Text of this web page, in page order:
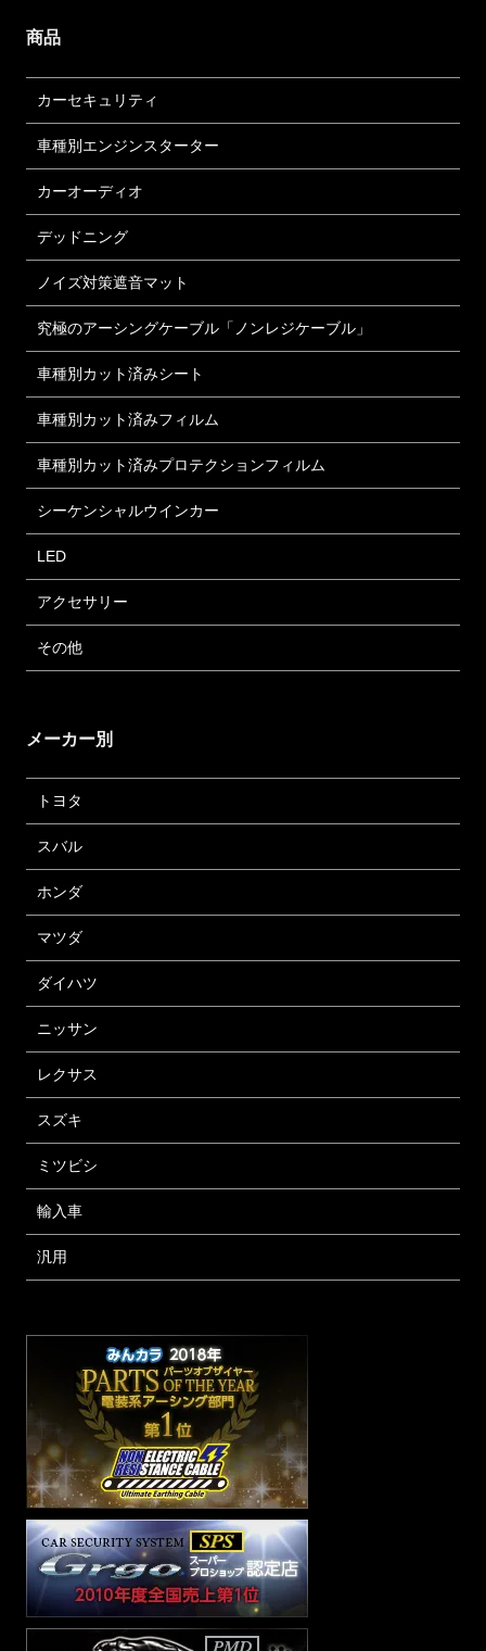
商品
カーセキュリティ
車種別エンジンスターター
カーオーディオ
デッドニング
ノイズ対策遮音マット
究極のアーシングケーブル「ノンレジケーブル」
車種別カット済みシート
車種別カット済みフィルム
車種別カット済みプロテクションフィルム
シーケンシャルウインカー
LED
アクセサリー
その他
メーカー別
トヨタ
スバル
ホンダ
マツダ
ダイハツ
ニッサン
レクサス
スズキ
ミツビシ
輸入車
汎用